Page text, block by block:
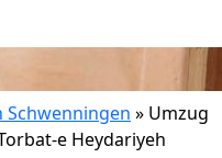
» Umzug
e Heydariyeh